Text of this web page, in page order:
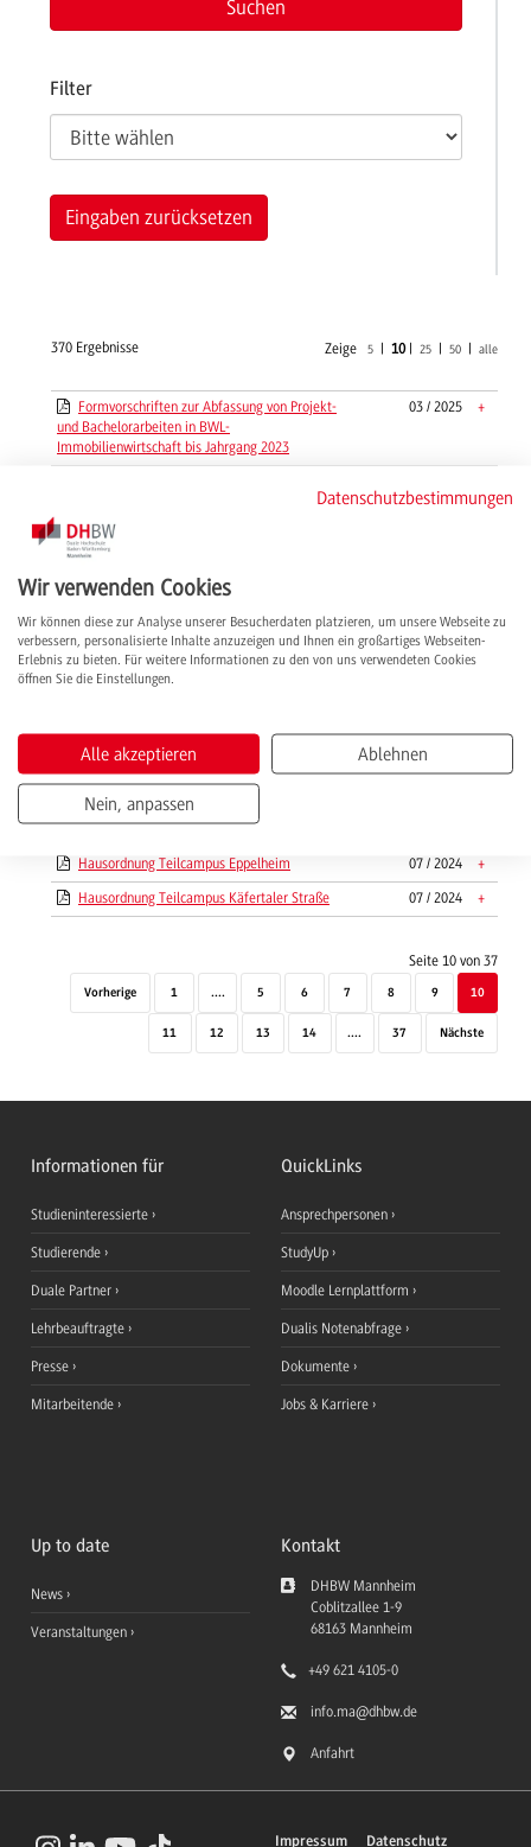
Filter
Eingaben zurücksetzen
370 Ergebnisse Zeige 5| 10| 25| 50| alle
Formvorschriften zur Abfassung von Projekt-
und Bachelorarbeiten in BWL-
Immobilienwirtschaft bis Jahrgang 2023
03 / 2025 +
Gebühren und Beiträge - DHBW Mannheim -
Informationsblatt 2019/2020
Gesamtbewertung zweite Projektarbeit
Gutachten Projektarbeit I, Projektarbeit II,
Bachelorarbeit - StuPrO 2018 - Empfehlung der
Fachkommission Wirtschaft
01 / 2023 +
Gesundheits- und Pflegewisssenschaften
Häufig gestellte Fragen in RSW-Accounting
& Controlling
07 / 2019 +
Hausordnung Campus Neuostheim
Hausordnung Teilcampus Eppelheim 07 / 2024 +
Hausordnung Teilcampus Käfertaler Straße 07 / 2024 +
Seite 10 von 37
Vorherige 1 .... 5 6 7 8 9 10
11 12 13 14 .... 37 Nächste
Informationen für
Studieninteressierte
Studierende
Duale Partner
Lehrbeauftragte
Presse
Mitarbeitende
QuickLinks
Ansprechpersonen
StudyUp
Moodle Lernplattform
Dualis Notenabfrage
Dokumente
Jobs & Karriere
Up to date
News
Veranstaltungen
Kontakt
DHBW Mannheim
Coblitzallee 1-9
68163 Mannheim
+49 621 4105-0
info.ma@dhbw.de
Anfahrt
Impressum Datenschutz
Datenschutzbestimmungen
Wir verwenden Cookies
Wir können diese zur Analyse unserer Besucherdaten platzieren, um unsere Webseite zu
verbessern, personalisierte Inhalte anzuzeigen und Ihnen ein großartiges Webseiten-
Erlebnis zu bieten. Für weitere Informationen zu den von uns verwendeten Cookies
öffnen Sie die Einstellungen.
Alle akzeptieren Ablehnen
Nein, anpassen